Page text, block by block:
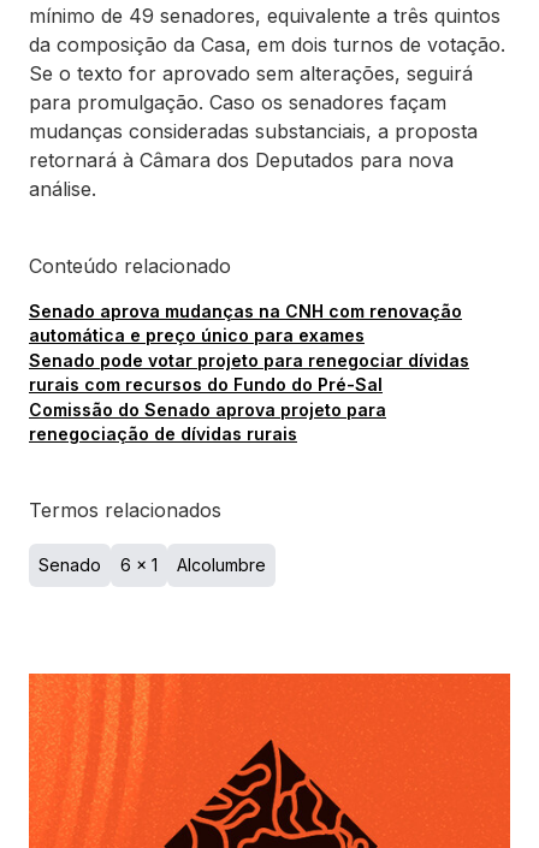
mínimo de 49 senadores, equivalente a três quintos
da composição da Casa, em dois turnos de votação.
Se o texto for aprovado sem alterações, seguirá
para promulgação. Caso os senadores façam
mudanças consideradas substanciais, a proposta
retornará à Câmara dos Deputados para nova
análise.
Conteúdo relacionado
Senado aprova mudanças na CNH com renovação
automática e preço único para exames
Senado pode votar projeto para renegociar dívidas
rurais com recursos do Fundo do Pré-Sal
Comissão do Senado aprova projeto para
renegociação de dívidas rurais
Termos relacionados
Senado 6 x 1 Alcolumbre